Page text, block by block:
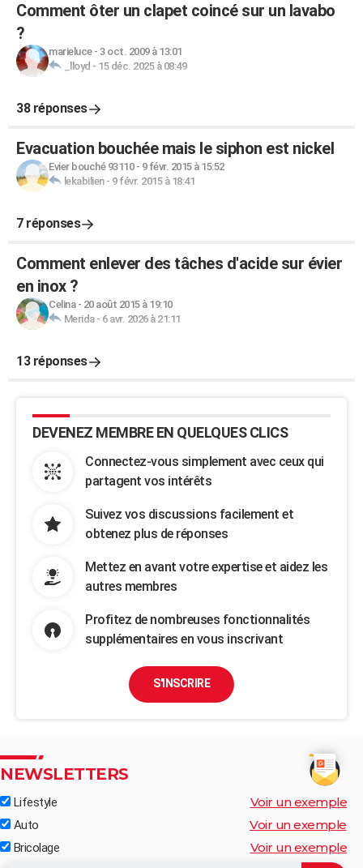
Comment ôter un clapet coincé sur un lavabo
?
marieluce- 3 oct. 2009 à 13:01
_lloyd - 15 déc. 2025 à 08:49
38 réponses
Evacuation bouchée mais le siphon est nickel
Evier bouché 93110- 9 févr. 2015 à 15:52
lekabilien- 9 févr. 2015 à 18:41
7 réponses
Comment enlever des tâches d'acide sur évier
en inox ?
Celina- 20 août 2015 à 19:10
Merida- 6 avr. 2026 à 21:11
13 réponses
DEVENEZ MEMBRE EN QUELQUES CLICS
Connectez-vous simplement avec ceux qui
partagent vos intérêts
Suivez vos discussions facilement et
obtenez plus de réponses
Mettez en avant votre expertise et aidez les
autres membres
Profitez de nombreuses fonctionnalités
supplémentaires en vous inscrivant
S'INSCRIRE
NEWSLETTERS
Lifestyle Voir un exemple
Auto Voir un exemple
Bricolage Voir un exemple